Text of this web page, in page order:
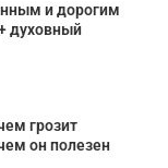
и дорогим
духовный
грозит
он полезен